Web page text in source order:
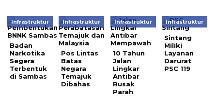
Infrastruktur
Badan
Narkotika
Segera
Terbentuk
di Sambas
Infrastruktur
Pos Lintas
Batas
Negara
Temajuk
Dibahas
Infrastruktur
10 Tahun
Jalan
Lingkar
Antibar
Rusak
Parah
Infrastruktur
Sintang
Miliki
Layanan
Darurat
PSC 119